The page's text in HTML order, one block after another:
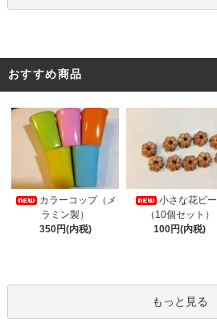
おすすめ商品
カラーコップ（メ
ラミン製）
350円(内税)
小さな花ビ
（10個セット）
100円(内税)
もっと見る